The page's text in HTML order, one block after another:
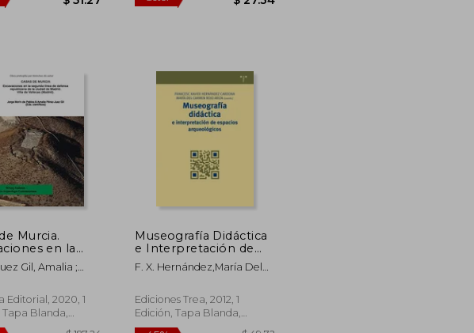
$ 51.27
Murcia.
en la
Línea de
Republicana
Vallecas
Gil, Amalia ;
Marta
Editorial, 2020, 1
Tapa Blanda,
Museografía Didáctica
e Interpretación de
Espacios
Arqueológicos
F. X. Hernández,María Del
Ediciones Trea, 2012, 1
Edición, Tapa Blanda,
Nuevo